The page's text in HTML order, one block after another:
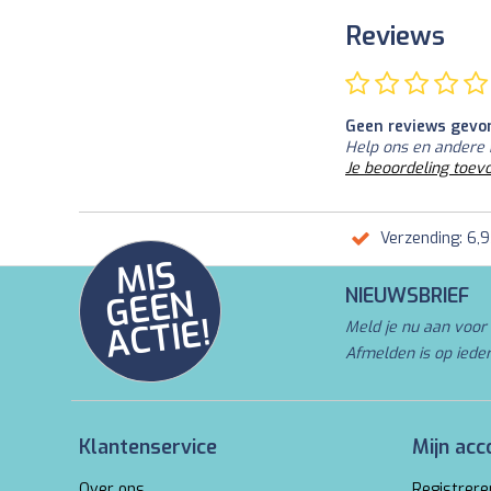
Reviews
Geen reviews
Help ons en
Je beoordeling
Verzending:
MI
S
G
E
E
N
A
C
TI
E!
NIEUWSBRIEF
Meld je nu aan
Afmelden is op
Klantenservice Mijn